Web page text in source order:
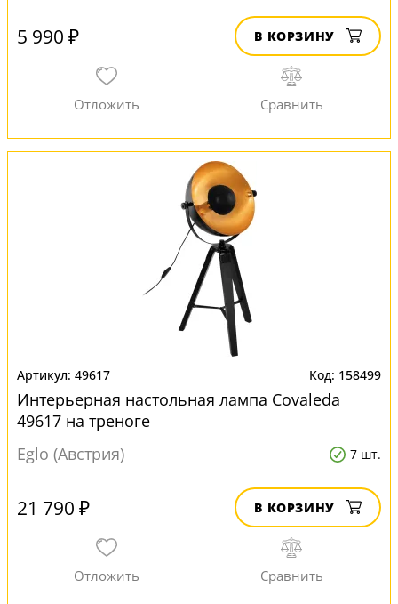
5 990 ₽ В КОРЗИНУ
49617 158499
Интерьерная настольная лампа Covaleda
49617 на треноге
Eglo (Австрия)
7 шт.
21 790 ₽ В КОРЗИНУ